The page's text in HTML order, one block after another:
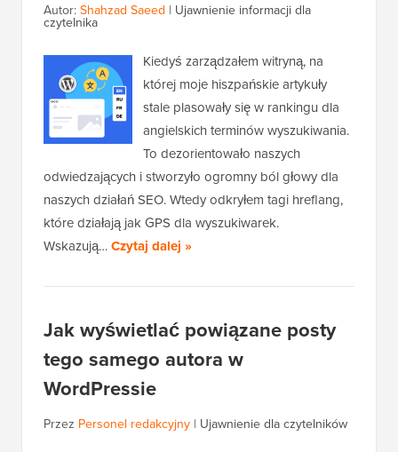
Autor: Shahzad Saeed | Ujawnienie informacji dla
czytelnika
Kiedyś zarządzałem witryną, na
której moje hiszpańskie artykuły
stale plasowały się w rankingu dla
angielskich terminów wyszukiwania.
To dezorientowało naszych
odwiedzających i stworzyło ogromny ból głowy dla
naszych działań SEO. Wtedy odkryłem tagi hreflang,
które działają jak GPS dla wyszukiwarek.
Wskazują…Czytaj dalej »
Jak wyświetlać powiązane posty
tego samego autora w
WordPressie
Przez Personel redakcyjny | Ujawnienie dla czytelników